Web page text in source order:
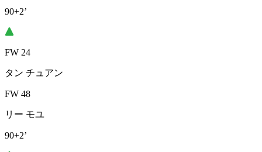
90+2’
FW 24
タン チュアン
FW 48
リー モユ
90+2’